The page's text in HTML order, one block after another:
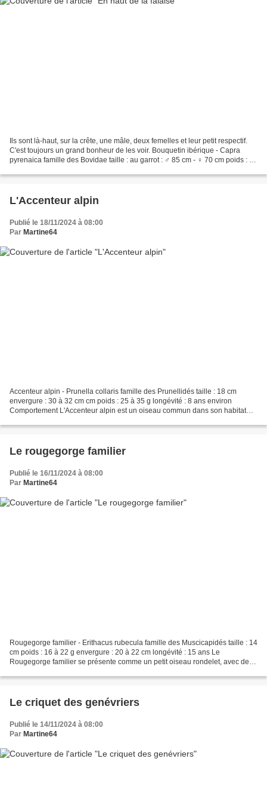
Ils sont là-haut, sur la crête, une mâle, deux femelles et leur petit respectif.
C'est toujours un grand bonheur de les voir. Bouquetin ibérique - Capra
pyrenaica famille des Bovidae taille : au garrot : ♂ 85 cm - ♀ 70 cm poids : ♂
L'Accenteur alpin
Publié le 18/11/2024 à 08:00
Par Martine64
Accenteur alpin - Prunella collaris famille des Prunellidés taille : 18 cm
envergure : 30 à 32 cm cm poids : 25 à 35 g longévité : 8 ans environ
Comportement L'Accenteur alpin est un oiseau commun dans son habitat
Le rougegorge familier
Publié le 16/11/2024 à 08:00
Par Martine64
Rougegorge familier - Erithacus rubecula famille des Muscicapidés taille : 14
cm poids : 16 à 22 g envergure : 20 à 22 cm longévité : 15 ans Le
Rougegorge familier se présente comme un petit oiseau rondelet, avec des
Le criquet des genévriers
Publié le 14/11/2024 à 08:00
Par Martine64